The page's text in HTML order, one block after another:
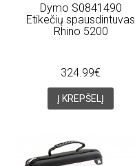
Dymo S0841490
Etikečių spausdintuvas
Rhino 5200
324.99€
Į KREPŠELĮ